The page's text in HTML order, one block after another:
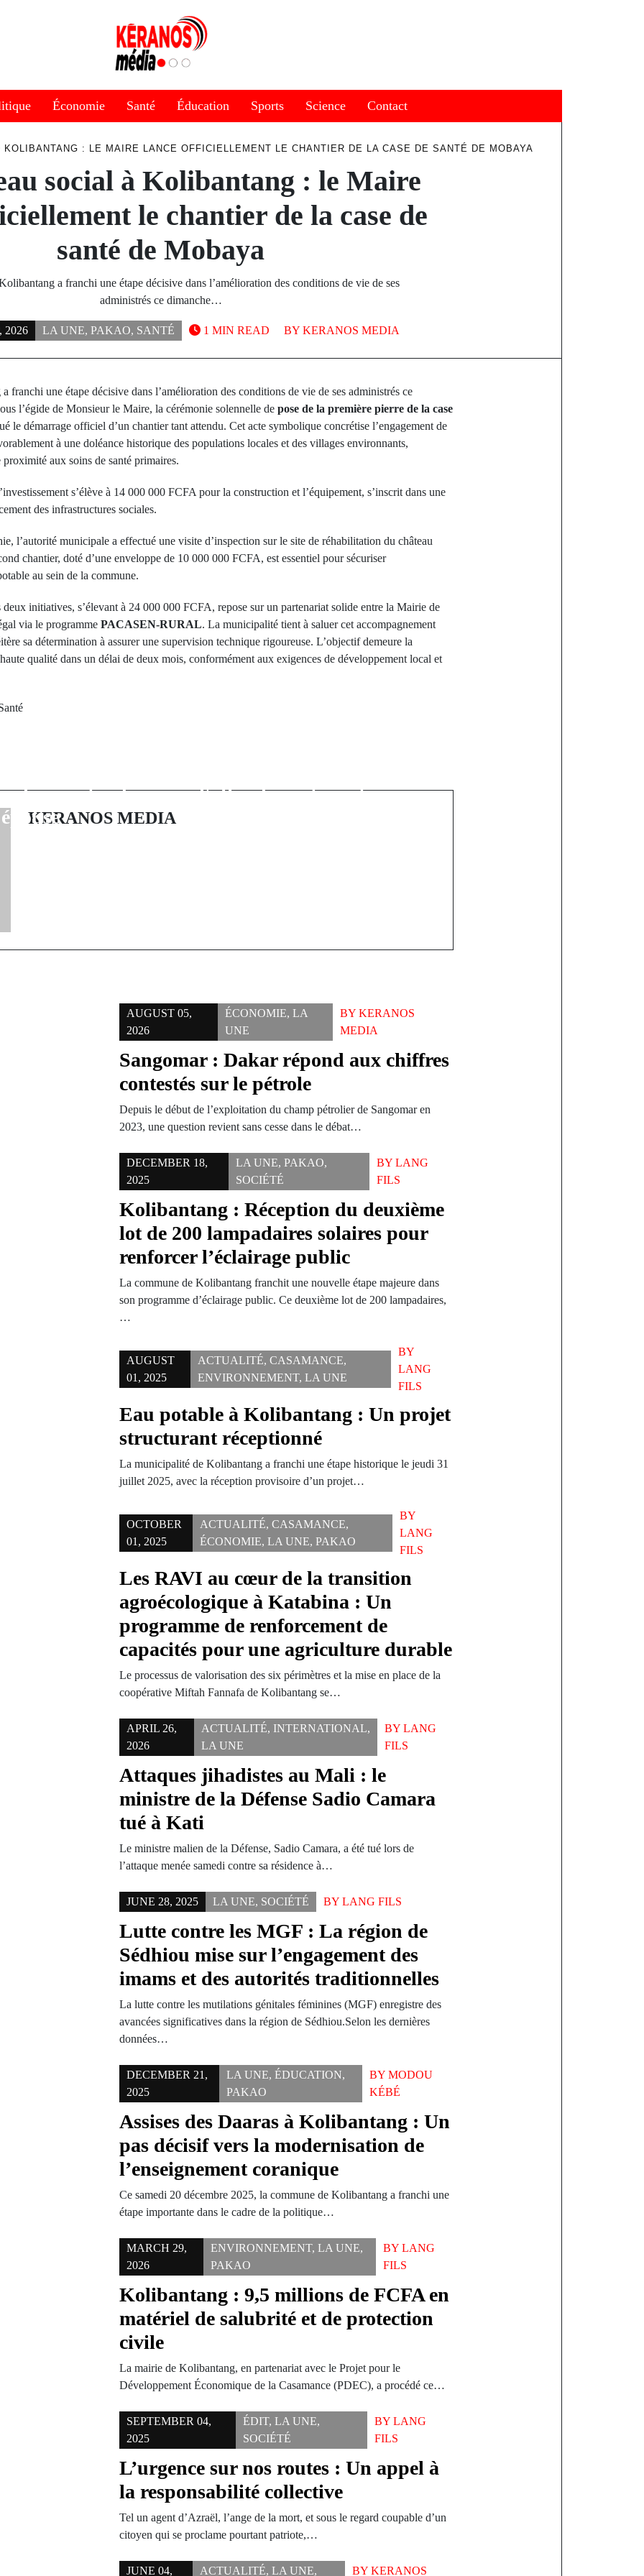
Économie Santé Éducation Sports Science Contact
KOLIBANTANG : LE MAIRE LANCE OFFICIELLEMENT LE CHANTIER DE LA CASE DE SANTÉ DE MOBAYA
social à Kolibantang : le Maire
le chantier de la case de
santé de Mobaya
a franchi une étape décisive dans l’amélioration des conditions de vie de ses
administrés ce dimanche…
2026 LA UNE, PAKAO, SANTÉ BY KERANOS MEDIA
1 MIN READ
franchi une étape décisive dans l’amélioration des conditions de vie de ses administrés ce
l’égide de Monsieur le Maire, la cérémonie solennelle de pose de la première pierre de la case
le démarrage officiel d’un chantier tant attendu. Cet acte symbolique concrétise l’engagement de
à une doléance historique des populations locales et des villages environnants,
proximité aux soins de santé primaires.
s’élève à 14 000 000 FCFA pour la construction et l’équipement, s’inscrit dans une
des infrastructures sociales.
l’autorité municipale a effectué une visite d’inspection sur le site de réhabilitation du château
chantier, doté d’une enveloppe de 10 000 000 FCFA, est essentiel pour sécuriser
au sein de la commune.
initiatives, s’élevant à 24 000 000 FCFA, repose sur un partenariat solide entre la Mairie de
via le programme PACASEN-RURAL. La municipalité tient à saluer cet accompagnement
sa détermination à assurer une supervision technique rigoureuse. L’objectif demeure la
qualité dans un délai de deux mois, conformément aux exigences de développement local et
: Un
le meurtre de
l'offre de participation au
KERANOS MEDIA
AUGUST 05,
2026
ÉCONOMIE, LA
UNE
BYKERANOS
MEDIA
Sangomar : Dakar répond aux chiffres
contestés sur le pétrole
Depuis le début de l’exploitation du champ pétrolier de Sangomar en
2023, une question revient sans cesse dans le débat…
DECEMBER 18,
2025
LA UNE,PAKAO,
SOCIÉTÉ
BYLANG
FILS
Kolibantang : Réception du deuxième
lot de 200 lampadaires solaires pour
renforcer l’éclairage public
La commune de Kolibantang franchit une nouvelle étape majeure dans
son programme d’éclairage public. Ce deuxième lot de 200 lampadaires,
…
AUGUST
01, 2025
ACTUALITÉ, CASAMANCE,
ENVIRONNEMENT, LA UNE
BY
LANG
FILS
Eau potable à Kolibantang : Un projet
structurant réceptionné
La municipalité de Kolibantang a franchi une étape historique le jeudi 31
juillet 2025, avec la réception provisoire d’un projet…
OCTOBER
01, 2025
ACTUALITÉ,CASAMANCE,
ÉCONOMIE,LA UNE,PAKAO
BY
LANG
FILS
Les RAVI au cœur de la transition
agroécologique à Katabina : Un
programme de renforcement de
capacités pour une agriculture durable
Le processus de valorisation des six périmètres et la mise en place de la
coopérative Miftah Fannafa de Kolibantang se…
APRIL 26,
2026
ACTUALITÉ, INTERNATIONAL,
LA UNE
BY LANG
FILS
Attaques jihadistes au Mali : le
ministre de la Défense Sadio Camara
tué à Kati
Le ministre malien de la Défense, Sadio Camara, a été tué lors de
l’attaque menée samedi contre sa résidence à…
JUNE 28, 2025 LA UNE, SOCIÉTÉ BYLANG FILS
Lutte contre les MGF : La région de
Sédhiou mise sur l’engagement des
imams et des autorités traditionnelles
La lutte contre les mutilations génitales féminines (MGF) enregistre des
avancées significatives dans la région de Sédhiou.Selon les dernières
données…
DECEMBER 21,
2025
LA UNE, ÉDUCATION,
PAKAO
BY MODOU
KÉBÉ
Assises des Daaras à Kolibantang : Un
pas décisif vers la modernisation de
l’enseignement coranique
Ce samedi 20 décembre 2025, la commune de Kolibantang a franchi une
étape importante dans le cadre de la politique…
MARCH 29,
2026
ENVIRONNEMENT,LA UNE,
PAKAO
BY LANG
FILS
Kolibantang : 9,5 millions de FCFA en
matériel de salubrité et de protection
civile
La mairie de Kolibantang, en partenariat avec le Projet pour le
Développement Économique de la Casamance (PDEC), a procédé ce…
SEPTEMBER 04,
2025
ÉDIT, LA UNE,
SOCIÉTÉ
BY LANG
FILS
L’urgence sur nos routes : Un appel à
la responsabilité collective
Tel un agent d’Azraël, l’ange de la mort, et sous le regard coupable d’un
citoyen qui se proclame pourtant patriote,…
JUNE 04, ACTUALITÉ, LA UNE, BY KERANOS